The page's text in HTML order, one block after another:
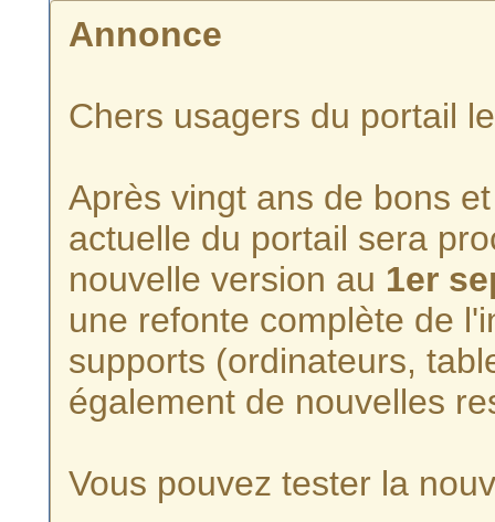
Annonce
Chers usagers du portail
Après vingt ans de bons
actuelle du portail sera
nouvelle version au 1er
une refonte complète de
supports (ordinateurs,
également de nouvelles
Vous pouvez tester la